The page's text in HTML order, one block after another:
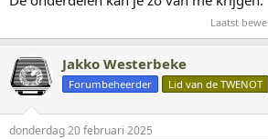
Laatst
Jakko Westerbeke
Forumbeheerder Lid van de TWENOT
donderdag 20 februari 2025